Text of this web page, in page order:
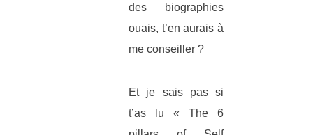
des biographies
ouais, t’en aurais à
me conseiller ?
Et je sais pas si
t’as lu « The 6